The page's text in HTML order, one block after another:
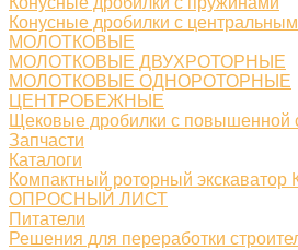
Конусные дробилки с
МОЛОТКОВЫЕ
МОЛОТКОВЫЕ ДВУХРОТОРНЫЕ
МОЛОТКОВЫЕ ОДНОРОТОРНЫЕ
ЦЕНТРОБЕЖНЫЕ
Щековые дробилки с повышенной
Запчасти
Каталоги
Компактный роторный экскаватор
ОПРОСНЫЙ ЛИСТ
Питатели
Решения для переработки